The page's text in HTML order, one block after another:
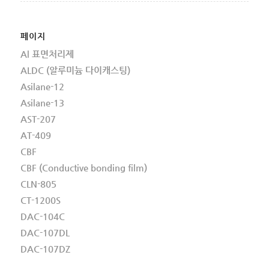
페이지
Al 표면처리제
ALDC (알루미늄 다이캐스팅)
Asilane-12
Asilane-13
AST-207
AT-409
CBF
CBF (Conductive bonding film)
CLN-805
CT-1200S
DAC-104C
DAC-107DL
DAC-107DZ